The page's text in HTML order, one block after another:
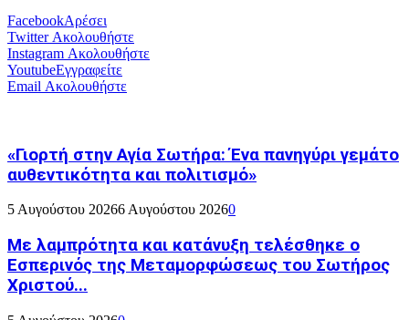
FacebookΑρέσει
TwitterΑκολουθήστε
Instagram Ακολουθήστε
YoutubeΕγγραφείτε
Email Ακολουθήστε
«Γιορτή στην Αγία Σωτήρα: Ένα πανηγύρι γεμάτο
αυθεντικότητα και πολιτισμό»
5 Αυγούστου 20266 Αυγούστου 20260
Με λαμπρότητα και κατάνυξη τελέσθηκε ο
Εσπερινός της Μεταμορφώσεως του Σωτήρος
Χριστού...